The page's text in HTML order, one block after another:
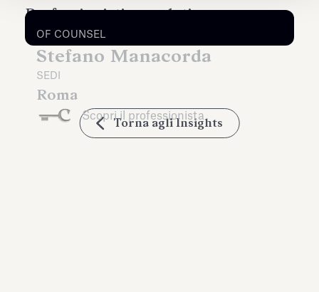
Torna agli Insights
Professionisti correlati
OF COUNSEL
Stefano Manacorda
SEDI
Roma
Scopri il professionista